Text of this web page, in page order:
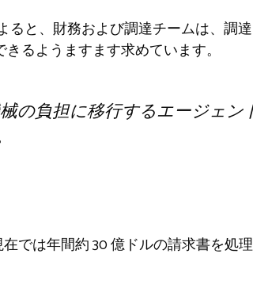
ると、財務および調達チームは、調
るようますます求めています。
の負担に移行するエージェン
では年間約 30 億ドルの請求書を処